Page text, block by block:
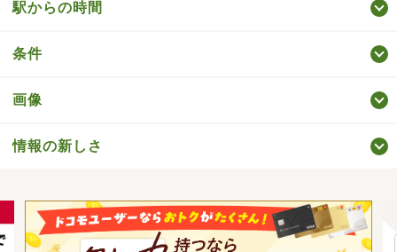
駅からの時間
条件
画像
情報の新しさ